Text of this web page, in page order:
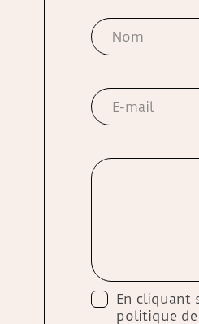
this
field
blank
En cliquant
politique